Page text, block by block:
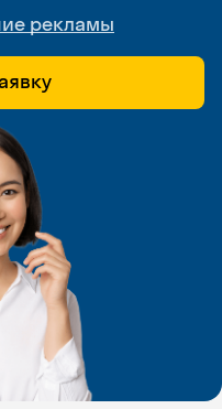
рекламы